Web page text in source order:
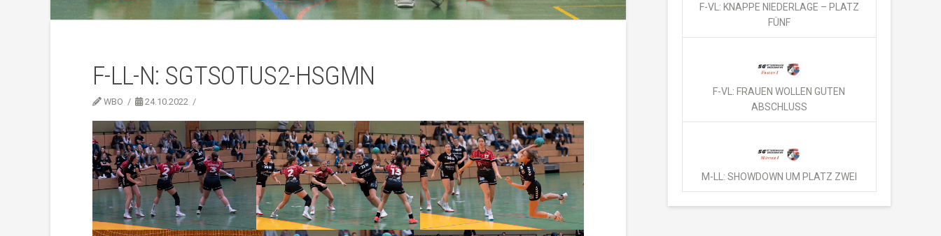
F-LL-N: SGTSOTUS2-HSGMN
WBO 24.10.2022
F-VL: KNAPPE NIEDERLAGE – PLATZ
FÜNF
F-VL: FRAUEN WOLLEN GUTEN
ABSCHLUSS
M-LL: SHOWDOWN UM PLATZ ZWEI